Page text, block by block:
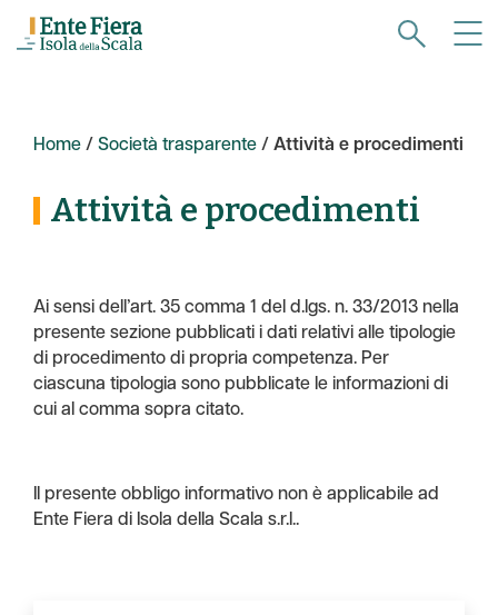
Home / Società trasparente / Attività e procedimenti
Attività e procedimenti
Ai sensi dell’art. 35 comma 1 del d.lgs. n. 33/2013 nella
presente sezione pubblicati i dati relativi alle tipologie
di procedimento di propria competenza. Per
ciascuna tipologia sono pubblicate le informazioni di
cui al comma sopra citato.
Il presente obbligo informativo non è applicabile ad
Ente Fiera di Isola della Scala s.r.l..